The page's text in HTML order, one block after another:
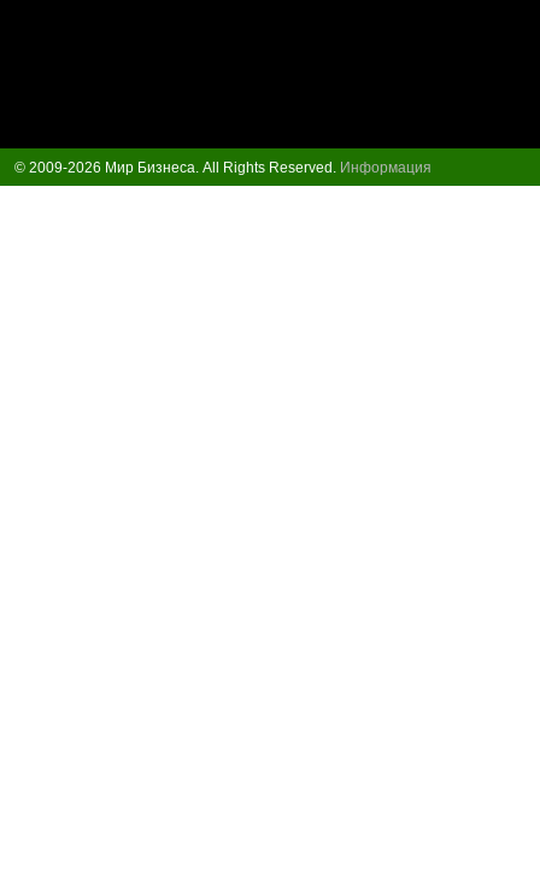
© 2009-2026 Мир Бизнеса. All Rights Reserved. Информация